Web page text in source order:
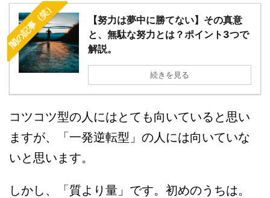
闇の記事（笑）
【努力は夢中に勝てない】その真意
と、無駄な努力とは？ポイント3つで
解説。
続きを見る
コツコツ型の人にはとても向いていると思い
ますが、「一発逆転型」の人には向いていな
いと思います。
しかし、「質より量」です。初めのうちは。